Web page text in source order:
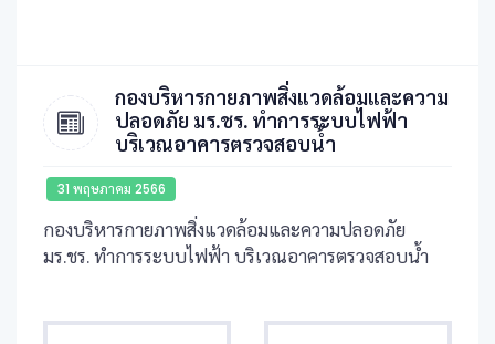
กองบริหารกายภาพสิ่งแวดล้อมและความ
ปลอดภัย มร.ชร. ทำการระบบไฟฟ้า
บริเวณอาคารตรวจสอบน้ำ
31 พฤษภาคม 2566
กองบริหารกายภาพสิ่งแวดล้อมและความปลอดภัย
มร.ชร. ทำการระบบไฟฟ้า บริเวณอาคารตรวจสอบน้ำ